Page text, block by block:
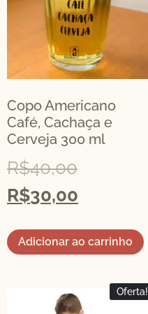
Copo Americano
Café, Cachaça e
Cerveja 300 ml
R$40,00
R$30,00
Adicionar ao carrinho
Oferta!